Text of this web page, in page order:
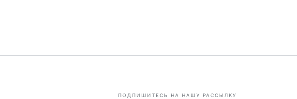
ПОДПИШИТЕСЬ НА НАШУ РАССЫЛКУ